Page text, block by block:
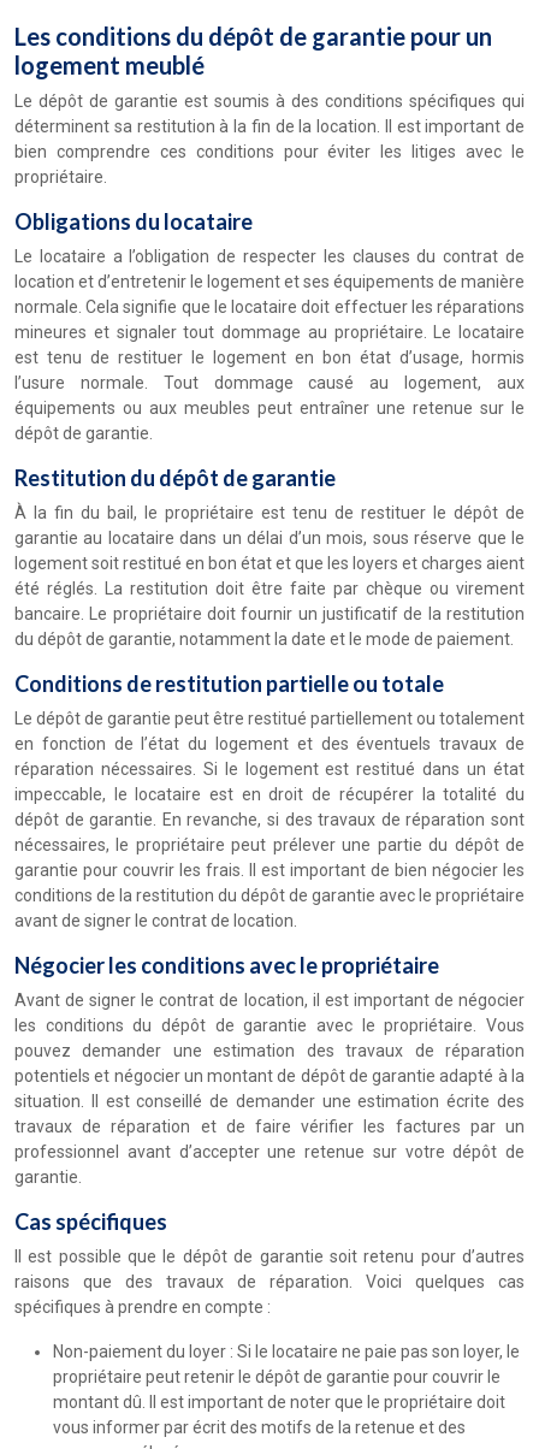
Les conditions du dépôt de garantie pour un
logement meublé
Le dépôt de garantie est soumis à des conditions spécifiques qui
déterminent sa restitution à la fin de la location. Il est important de
bien comprendre ces conditions pour éviter les litiges avec le
propriétaire.
Obligations du locataire
Le locataire a l’obligation de respecter les clauses du contrat de
location et d’entretenir le logement et ses équipements de manière
normale. Cela signifie que le locataire doit effectuer les réparations
mineures et signaler tout dommage au propriétaire. Le locataire
est tenu de restituer le logement en bon état d’usage, hormis
l’usure normale. Tout dommage causé au logement, aux
équipements ou aux meubles peut entraîner une retenue sur le
dépôt de garantie.
Restitution du dépôt de garantie
À la fin du bail, le propriétaire est tenu de restituer le dépôt de
garantie au locataire dans un délai d’un mois, sous réserve que le
logement soit restitué en bon état et que les loyers et charges aient
été réglés. La restitution doit être faite par chèque ou virement
bancaire. Le propriétaire doit fournir un justificatif de la restitution
du dépôt de garantie, notamment la date et le mode de paiement.
Conditions de restitution partielle ou totale
Le dépôt de garantie peut être restitué partiellement ou totalement
en fonction de l’état du logement et des éventuels travaux de
réparation nécessaires. Si le logement est restitué dans un état
impeccable, le locataire est en droit de récupérer la totalité du
dépôt de garantie. En revanche, si des travaux de réparation sont
nécessaires, le propriétaire peut prélever une partie du dépôt de
garantie pour couvrir les frais. Il est important de bien négocier les
conditions de la restitution du dépôt de garantie avec le propriétaire
avant de signer le contrat de location.
Négocier les conditions avec le propriétaire
Avant de signer le contrat de location, il est important de négocier
les conditions du dépôt de garantie avec le propriétaire. Vous
pouvez demander une estimation des travaux de réparation
potentiels et négocier un montant de dépôt de garantie adapté à la
situation. Il est conseillé de demander une estimation écrite des
travaux de réparation et de faire vérifier les factures par un
professionnel avant d’accepter une retenue sur votre dépôt de
garantie.
Cas spécifiques
Il est possible que le dépôt de garantie soit retenu pour d’autres
raisons que des travaux de réparation. Voici quelques cas
spécifiques à prendre en compte :
Non-paiement du loyer : Si le locataire ne paie pas son loyer, le
propriétaire peut retenir le dépôt de garantie pour couvrir le
montant dû. Il est important de noter que le propriétaire doit
vous informer par écrit des motifs de la retenue et des